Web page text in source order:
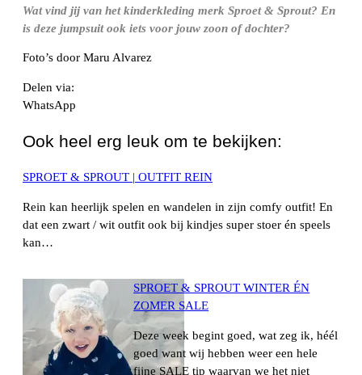
Wat vind jij van het kinderkleding merk Sproet & Sprout? En
is deze jumpsuit ook iets voor jouw zoon of dochter?
Foto’s door Maru Alvarez
Delen via:
WhatsApp
Ook heel erg leuk om te bekijken:
SPROET & SPROUT | OUTFIT REIN
Rein kan heerlijk spelen en wandelen in zijn comfy outfit! En
dat een zwart / wit outfit ook bij kindjes super stoer én speels
kan…
SPROET & SPROUT WINTER ÉN
ZOMER SALE
Deze week begint goed, wat zeg ik, héél
goed want wij hebben weer een hele
fijne SALE tip waarvan we het niet